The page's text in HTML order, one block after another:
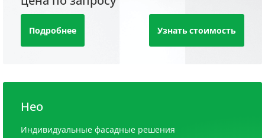
Подробнее Узнать стоимость
Нео
Индивидуальные фасадные решения